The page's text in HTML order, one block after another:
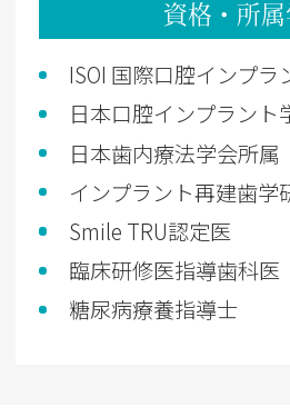
資格・所
ISOI 国際口腔インプ
日本口腔インプラント
日本歯内療法学会所属
インプラント再建歯学
Smile TRU認定医
臨床研修医指導歯科医
糖尿病療養指導士